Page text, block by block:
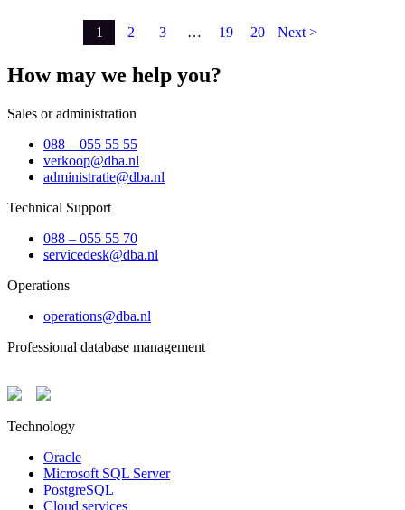
1 2 3 … 19 20 Next >
How may we help you?
Sales or administration
088 – 055 55 55
verkoop@dba.nl
administratie@dba.nl
Technical Support
088 – 055 55 70
servicedesk@dba.nl
Operations
operations@dba.nl
Professional database management
Technology
Oracle
Microsoft SQL Server
PostgreSQL
Cloud services